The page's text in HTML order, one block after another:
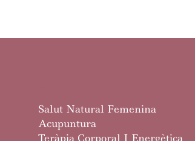
Salut Natural Femenina
Acupuntura
Teràpia Corporal I Energètica